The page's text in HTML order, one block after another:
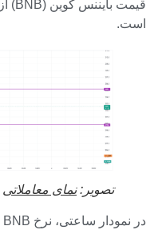
است.
تصویر:نمای معاملاتی